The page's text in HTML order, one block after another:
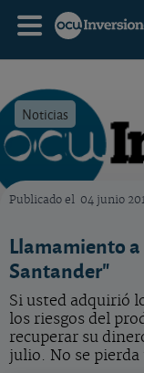
Noticias
Publicado el 04 junio
Llamamiento
Santander"
Si usted adquirió
los riesgos del
recuperar su
julio. No se